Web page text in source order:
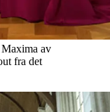
av
fra det